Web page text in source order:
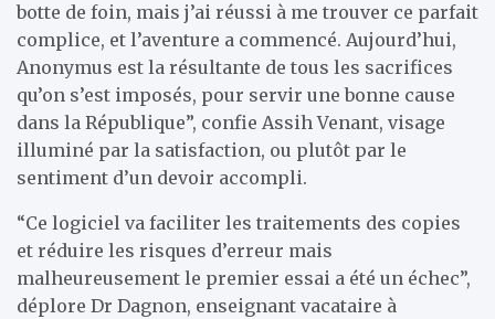
botte de foin, mais j’ai réussi à me trouver ce parfait
complice, et l’aventure a commencé. Aujourd’hui,
Anonymus est la résultante de tous les sacrifices
qu’on s’est imposés, pour servir une bonne cause
dans la République”, confie Assih Venant, visage
illuminé par la satisfaction, ou plutôt par le
sentiment d’un devoir accompli.
“Ce logiciel va faciliter les traitements des copies
et réduire les risques d’erreur mais
malheureusement le premier essai a été un échec”,
déplore Dr Dagnon, enseignant vacataire à